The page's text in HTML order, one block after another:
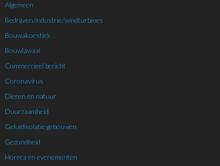
Algemeen
Bedrijven/industrie/windturbines
Bouwakoestiek
Bouwlawaai
Commercieel bericht
Coronavirus
Dieren en natuur
Duurzaamheid
Geluidisolatie gebouwen
Gezondheid
Horeca en evenementen